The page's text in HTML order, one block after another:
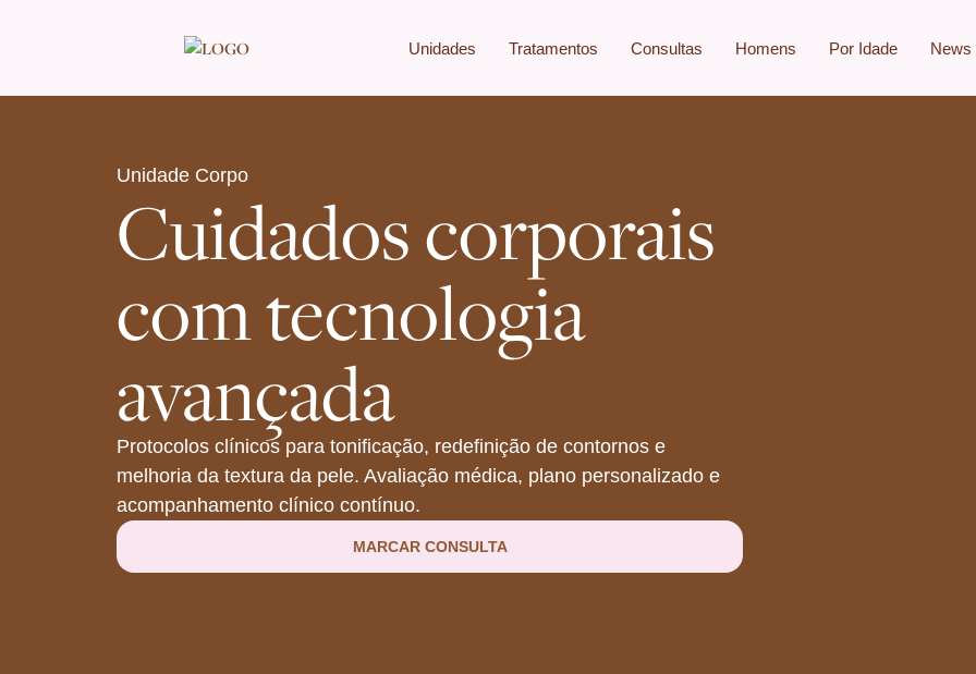
Unidades Tratamentos Consultas Homens Por Idade News
Unidade Corpo
Cuidados corporais
com tecnologia
avançada
Protocolos clínicos para tonificação, redefinição de contornos e
melhoria da textura da pele. Avaliação médica, plano personalizado e
acompanhamento clínico contínuo.
MARCAR CONSULTA